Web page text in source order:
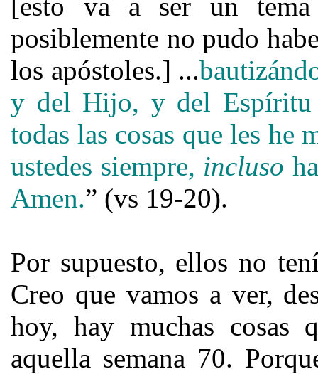
posiblemente no pudo
los apóstoles.] ...
y del Hijo, y del Espíritu
todas las cosas que les he
ustedes siempre, incluso
Amen.” (vs 19-20).
Por supuesto, ellos no
Creo que vamos a ver,
hoy, hay muchas cosas
aquella semana 70.